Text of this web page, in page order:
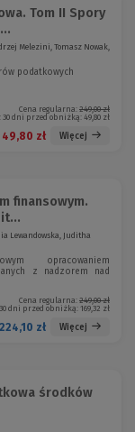
Tom II Spory
Melezini, Tomasz Nowak,
podatkowych
Cena regularna: 249,00 zł
30 dni przed obniżką: 49,80 zł
49,80 zł Więcej
finansowym.
Lewandowska, Juditha
opracowaniem
z nadzorem nad
Cena regularna: 249,00 zł
dni przed obniżką:169,32 zł
224,10 zł Więcej
środków